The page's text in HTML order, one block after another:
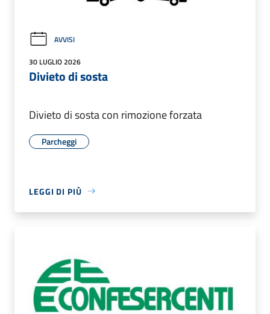
AVVISI
30 LUGLIO 2026
Divieto di sosta
Divieto di sosta con rimozione forzata
Parcheggi
LEGGI DI PIÙ